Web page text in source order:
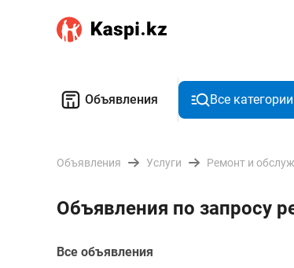
Объявления Все категории
Объявления Услуги Ремонт и
Объявления по запросу
Все объявления